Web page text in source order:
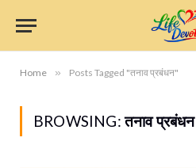
Home » Posts Tagged "तनाव प्रबंधन"
BROWSING:तनाव प्रबंधन